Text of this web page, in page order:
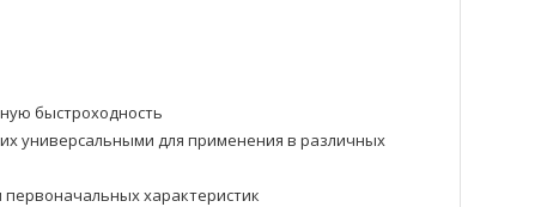
быстроходность
универсальными для применения в различных
первоначальных характеристик